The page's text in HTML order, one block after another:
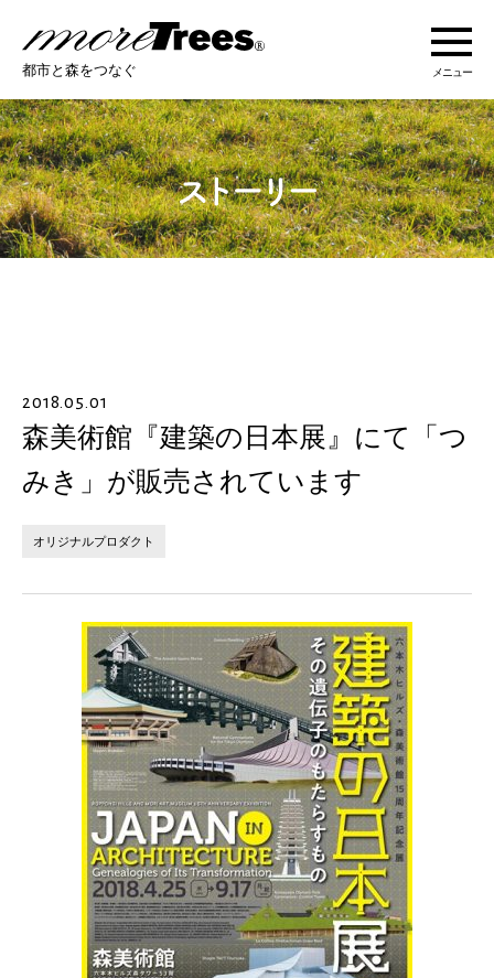
more trees
都市と森をつなぐ メニュー
more treesについて
活動紹介
あなたにできること
お問い合わせ
JP EN
2018.05.01
森美術館『建築の日本展』にて「つ
みき」が販売されています
オリジナルプロダクト